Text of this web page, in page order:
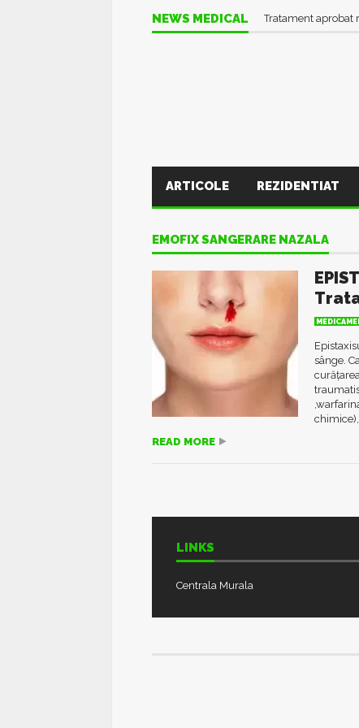
NEWS MEDICAL Tratament aprobat
ARTICOLE REZIDENTIAT
EMOFIX SANGERARE NAZALA
sânge.
READ MORE
LINKS
Centrala Murala